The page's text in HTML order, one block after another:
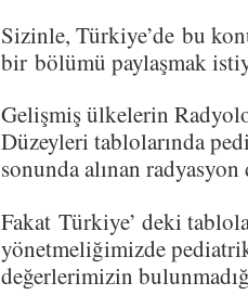
Sizinle, Türkiye’de bu
bir bölümü paylaşmak
Gelişmiş ülkelerin
Düzeyleri tablolarında
sonunda alınan
Fakat Türkiye’ deki
yönetmeliğimizde
değerlerimizin